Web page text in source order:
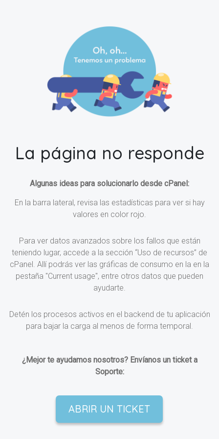
La página no responde
Algunas ideas para solucionarlo desde cPanel:
En la barra lateral, revisa las estadísticas para ver si hay
valores en color rojo.
Para ver datos avanzados sobre los fallos que están
teniendo lugar, accede a la sección “Uso de recursos” de
cPanel. Allí podrás ver las gráficas de consumo en la en la
pestaña "Current usage", entre otros datos que pueden
ayudarte.
Detén los procesos activos en el backend de tu aplicación
para bajar la carga al menos de forma temporal.
¿Mejor te ayudamos nosotros? Envíanos un ticket a
Soporte:
ABRIR UN TICKET